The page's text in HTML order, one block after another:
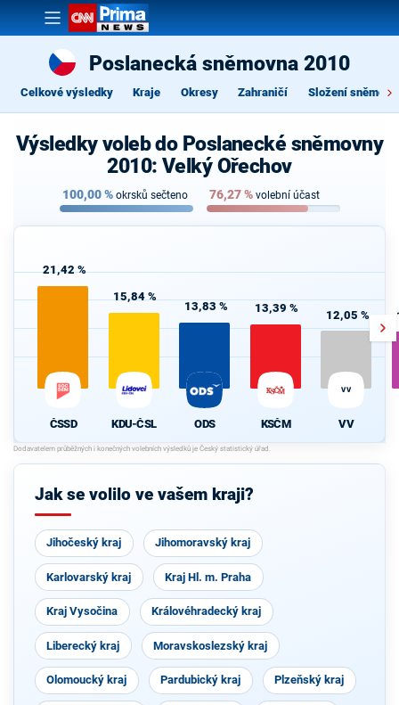
Poslanecká sněmovna 2010
Celkové výsledky Kraje Okresy Zahraničí Složení
Výsledky voleb do Poslanecké sněmovny
2010: Velký Ořechov
100,00% okrsků sečteno 76,27% volební účast
21,42 %
ČSSD
15,84 %
KDU-ČSL
13,83 %
ODS
13,39 %
KSČM
12,05 %
VV
VV
Jak se volilo ve vašem kraji?
Jihočeský kraj Jihomoravský kraj
Karlovarský kraj Kraj Hl. m. Praha
Kraj Vysočina Královéhradecký kraj
Liberecký kraj Moravskoslezský kraj
Olomoucký kraj Pardubický kraj Plzeňský kraj